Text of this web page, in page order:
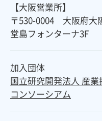
【大阪営業所】
〒530-0004 大阪府大
堂島フォンターナ3F
加入団体
国立研究開発法人 産
コンソーシアム